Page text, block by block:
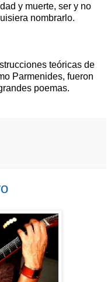
y muerte, ser y no
nombrarlo.
teóricas de
Parmenides, fueron
poemas.